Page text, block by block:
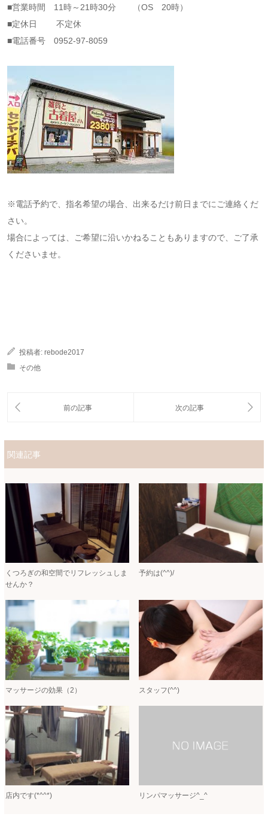
■営業時間 11時～21時30分 （OS 20時）
■定休日 不定休
■電話番号 0952-97-8059
※電話予約で、指名希望の場合、出来るだけ前日までにご連絡くだ
さい。
場合によっては、ご希望に沿いかねることもありますので、ご了承
くださいませ。
投稿者: rebode2017
その他
関連記事
くつろぎの和空間でリフレッシュしま
せんか？
予約は(^^)/
マッサージの効果（2） スタッフ(^^)
店内です(*^^*) リンパマッサージ^_^